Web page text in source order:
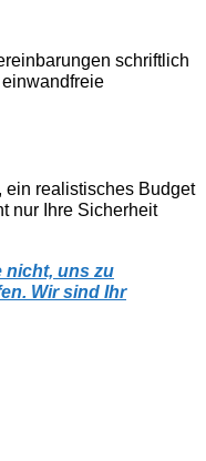
schriftlich
ein realistisches Budget
nur Ihre Sicherheit
nicht, uns zu
Wir sind Ihr